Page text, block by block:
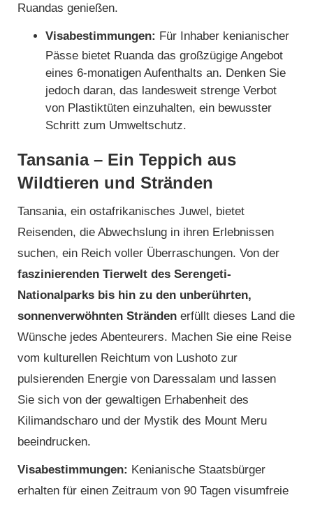
Ruandas genießen.
Visabestimmungen: Für Inhaber kenianischer
Pässe bietet Ruanda das großzügige Angebot
eines 6-monatigen Aufenthalts an. Denken Sie
jedoch daran, das landesweit strenge Verbot
von Plastiktüten einzuhalten, ein bewusster
Schritt zum Umweltschutz.
Tansania – Ein Teppich aus
Wildtieren und Stränden
Tansania, ein ostafrikanisches Juwel, bietet
Reisenden, die Abwechslung in ihren Erlebnissen
suchen, ein Reich voller Überraschungen. Von der
faszinierenden Tierwelt des Serengeti-
Nationalparks bis hin zu den unberührten,
sonnenverwöhnten Stränden erfüllt dieses Land die
Wünsche jedes Abenteurers. Machen Sie eine Reise
vom kulturellen Reichtum von Lushoto zur
pulsierenden Energie von Daressalam und lassen
Sie sich von der gewaltigen Erhabenheit des
Kilimandscharo und der Mystik des Mount Meru
beeindrucken.
Visabestimmungen: Kenianische Staatsbürger
erhalten für einen Zeitraum von 90 Tagen visumfreie